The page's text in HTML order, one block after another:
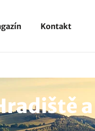
Kontakt